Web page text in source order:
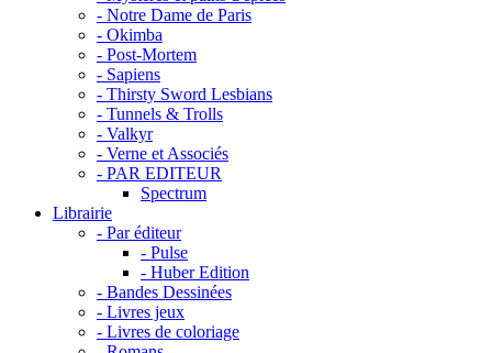
- Notre Dame de Paris
- Okimba
- Post-Mortem
- Sapiens
- Thirsty Sword Lesbians
- Tunnels & Trolls
- Valkyr
- Verne et Associés
- PAR EDITEUR
Spectrum
Librairie
- Par éditeur
- Pulse
- Huber Edition
- Bandes Dessinées
- Livres jeux
- Livres de coloriage